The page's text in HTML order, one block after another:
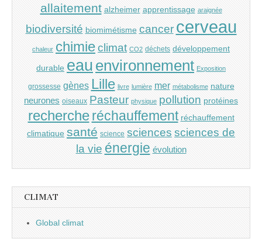
allaitement alzheimer apprentissage araignée
biodiversité biomimétisme cancer cerveau
chaleur chimieclimat CO2 déchets développement
durable eau environnement Exposition
grossesse gènes Lille livre lumière mer métabolisme nature
neurones oiseaux Pasteur physique pollution protéines
recherche réchauffement réchauffement
climatique santé science sciences sciences de
la vie énergie évolution
CLIMAT
Global climat